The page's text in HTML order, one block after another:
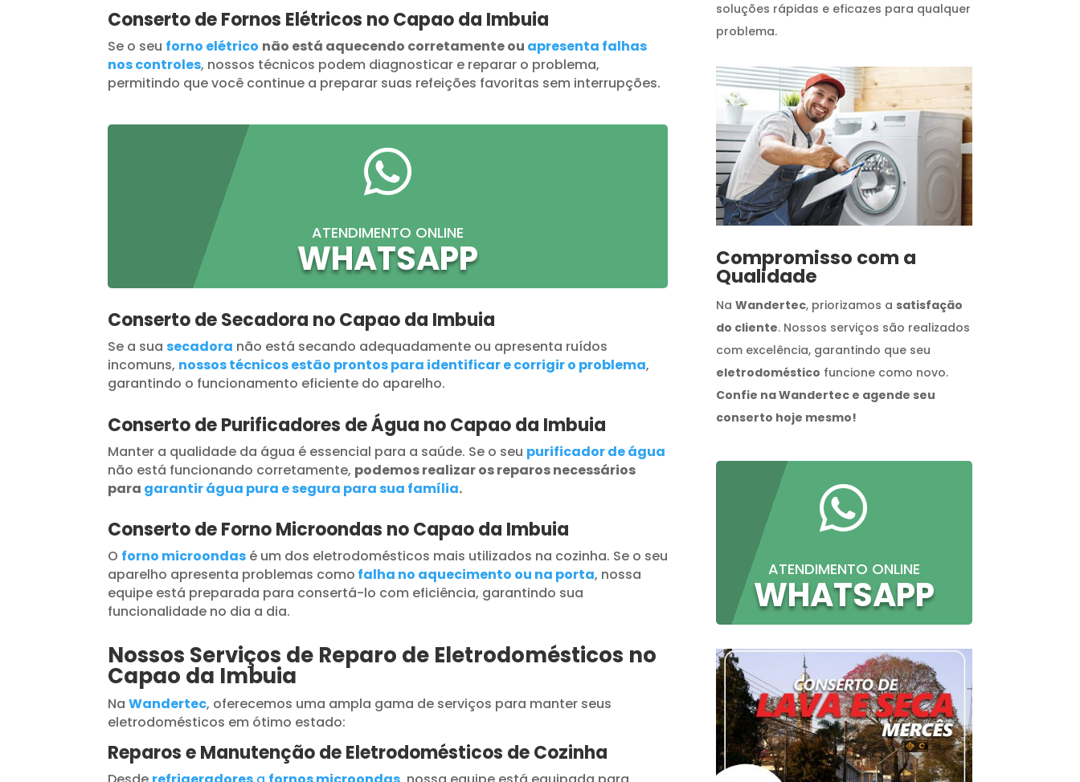
Conserto de Fornos Elétricos no Capao da Imbuia
Se o seu forno elétrico não está aquecendo corretamente ou apresenta falhas
nos controles, nossos técnicos podem diagnosticar e reparar o problema,
permitindo que você continue a preparar suas refeições favoritas sem interrupções.

ATENDIMENTO ONLINE
WHATSAPP
Conserto de Secadora no Capao da Imbuia
Se a suasecadora não está secando adequadamente ou apresenta ruídos
incomuns, nossos técnicos estão prontos para identificar e corrigir o problema,
garantindo o funcionamento eficiente do aparelho.
Conserto de Purificadores de Água no Capao da Imbuia
Manter a qualidade da água é essencial para a saúde. Se o seu purificador de água
não está funcionando corretamente, podemos realizar os reparos necessários
para garantir água pura e segura para sua família.
Conserto de Forno Microondas no Capao da Imbuia
O forno microondas é um dos eletrodomésticos mais utilizados na cozinha. Se o seu
aparelho apresenta problemas como falha no aquecimento ou na porta, nossa
equipe está preparada para consertá-lo com eficiência, garantindo sua
funcionalidade no dia a dia.
Nossos Serviços de Reparo de Eletrodomésticos no
Capao da Imbuia
NaWandertec, oferecemos uma ampla gama de serviços para manter seus
eletrodomésticos em ótimo estado:
Reparos e Manutenção de Eletrodomésticos de Cozinha
soluções rápidas e eficazes para qualquer
problema.
Compromisso com a
Qualidade
Na Wandertec, priorizamos a satisfação
do cliente. Nossos serviços são realizados
com excelência, garantindo que seu
eletrodoméstico funcione como novo.
Confie na Wandertec e agende seu
conserto hoje mesmo!

ATENDIMENTO ONLINE
WHATSAPP